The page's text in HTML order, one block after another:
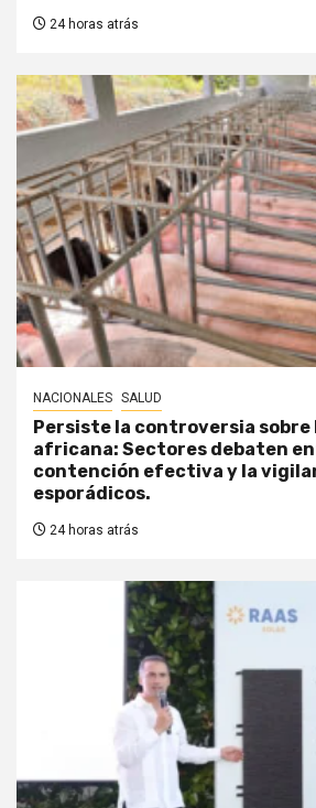
24 horas atrás
NACIONALES SALUD
Persiste la controversia sobre
africana: Sectores debaten
contención efectiva y la
esporádicos.
24 horas atrás